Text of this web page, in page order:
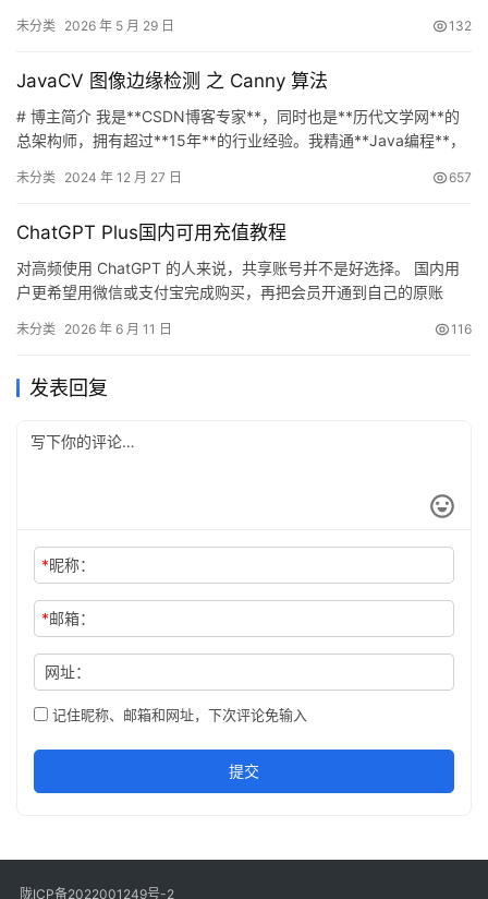
未分类 2026 年 5 月 29 日 132
JavaCV 图像边缘检测 之 Canny 算法
# 博主简介 我是**CSDN博客专家**，同时也是**历代文学网**的
总架构师，拥有超过**15年**的行业经验。我精通**Java编程**，
的理解和实践经验。此外，我还熟悉**Linux操作系统**、**ESXI虚
未分类 2024 年 12 月 27 日 657
ChatGPT Plus国内可用充值教程
对高频使用 ChatGPT 的人来说，共享账号并不是好选择。 国内用
户更希望用微信或支付宝完成购买，再把会员开通到自己的原账
录、工作资料和日常使用习惯的人。
未分类 2026 年 6 月 11 日 116
发表回复
*昵称：
*邮箱：
网址：
记住昵称、邮箱和网址，下次评论免输入
提交
陇ICP备2022001249号-2